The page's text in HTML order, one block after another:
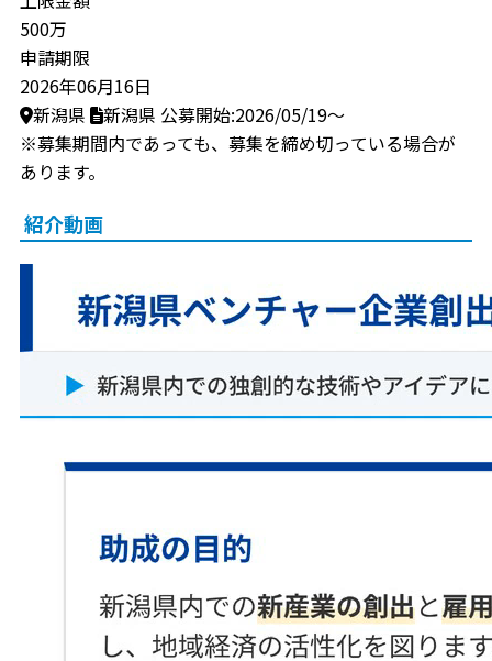
500万
申請期限
2026年06月16日
新潟県
新潟県 公募開始:2026/05/19～
※募集期間内であっても、募集を締め切っている場合が
あります。
紹介動画